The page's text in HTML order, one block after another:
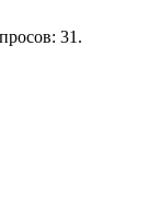
31.